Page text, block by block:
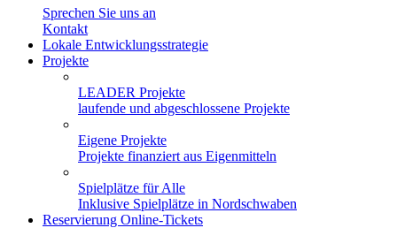
Sprechen Sie uns an
Kontakt
Lokale Entwicklungsstrategie
Projekte
LEADER Projekte
laufende und abgeschlossene Projekte
Eigene Projekte
Projekte finanziert aus Eigenmitteln
Spielplätze für Alle
Inklusive Spielplätze in Nordschwaben
Reservierung Online-Tickets